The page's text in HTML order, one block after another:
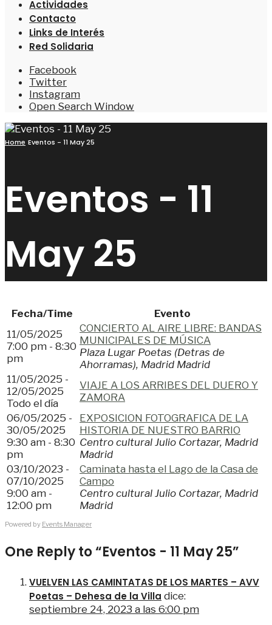
Actividades
Contacto
Links de Interés
Red Solidaria
Facebook
Twitter
Instagram
Open Search Window
Home Eventos - 11 May 25
Eventos - 11
May 25
Fecha/Time
Evento
11/05/2025
7:00 pm - 8:30
pm
CONCIERTO AL AIRE LIBRE: BANDAS
MUNICIPALES DE MÚSICA
Plaza Lugar Poetas (Detras de
Ahorramas), Madrid Madrid
11/05/2025 -
12/05/2025
Todo el día
VIAJE A LOS ARRIBES DEL DUERO Y
ZAMORA
06/05/2025 -
30/05/2025
9:30 am - 8:30
pm
EXPOSICION FOTOGRAFICA DE LA
HISTORIA DE NUESTRO BARRIO
Centro cultural Julio Cortazar, Madrid
Madrid
03/10/2023 -
07/10/2025
9:00 am -
12:00 pm
Caminata hasta el Lago de la Casa de
Campo
Centro cultural Julio Cortazar, Madrid
Madrid
Powered by Events Manager
One Reply to “Eventos - 11 May 25”
VUELVEN LAS CAMINTATAS DE LOS MARTES – AVV
Poetas – Dehesa de la Villa dice:
septiembre 24, 2023 a las 6:00 pm